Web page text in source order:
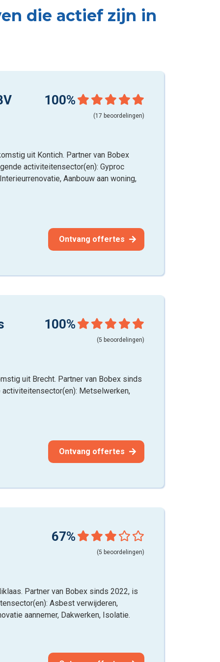
die actief zijn in
100%
(17 beoordelingen)
uit Kontich. Partner van Bobex
activiteitensector(en): Gyproc
Aanbouw aan woning,
Ontvang offertes
100%
(5 beoordelingen)
uit Brecht. Partner van Bobex sinds
Metselwerken,
Ontvang offertes
67%
(5 beoordelingen)
Partner van Bobex sinds 2022, is
Asbest verwijderen,
aannemer, Dakwerken, Isolatie.